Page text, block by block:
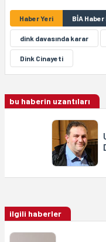
Haber Yeri BİA
dink davasında karar
Dink Cinayeti
bu haberin uzantıları
ilgili haberler